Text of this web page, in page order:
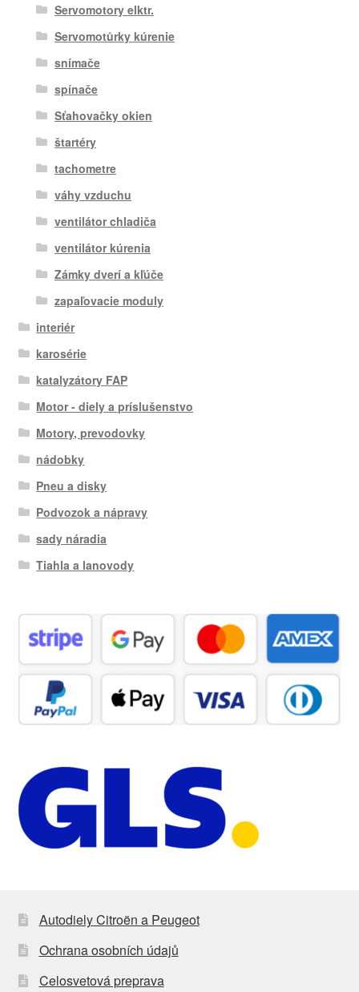
Servomotory elktr.
Servomotůrky kúrenie
snímače
spínače
Sťahovačky okien
štartéry
tachometre
váhy vzduchu
ventilátor chladiča
ventilátor kúrenia
Zámky dverí a kľúče
zapaľovacie moduly
interiér
karosérie
katalyzátory FAP
Motor - diely a príslušenstvo
Motory, prevodovky
nádobky
Pneu a disky
Podvozok a nápravy
sady náradia
Tiahla a lanovody
Autodiely Citroën a Peugeot
Ochrana osobních údajů
Celosvetová preprava